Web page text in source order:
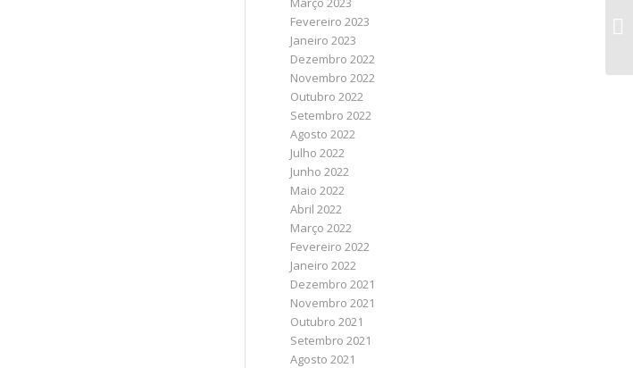
Fevereiro 2023
Janeiro 2023
Dezembro 2022
Novembro 2022
Outubro 2022
Setembro 2022
Agosto 2022
Julho 2022
Junho 2022
Maio 2022
Abril 2022
Março 2022
Fevereiro 2022
Janeiro 2022
Dezembro 2021
Novembro 2021
Outubro 2021
Setembro 2021
Agosto 2021